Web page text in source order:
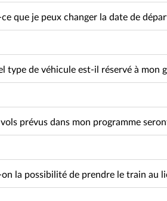
que je peux changer la date de
type de véhicule est-il réservé à mon
vols prévus dans mon programme
la possibilité de prendre le train au